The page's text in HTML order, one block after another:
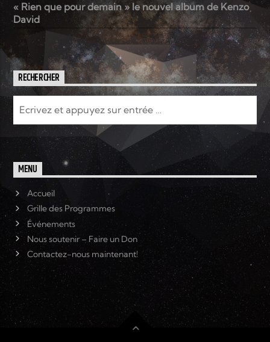
« Rien que pour demain » le nouvel album de Kenzo
David
RECHERCHER
MENU
Accueil
Grille des Programmes
Événements
Nous soutenir – Faire un Don
Contactez-nous maintenant!